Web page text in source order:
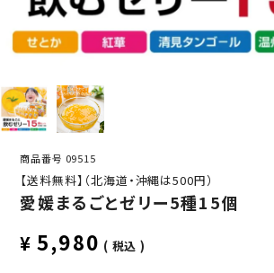
商品番号 09515
【送料無料】（北海道・沖縄は500円）
愛媛まるごとゼリー5種15個
¥ 5,980 税込